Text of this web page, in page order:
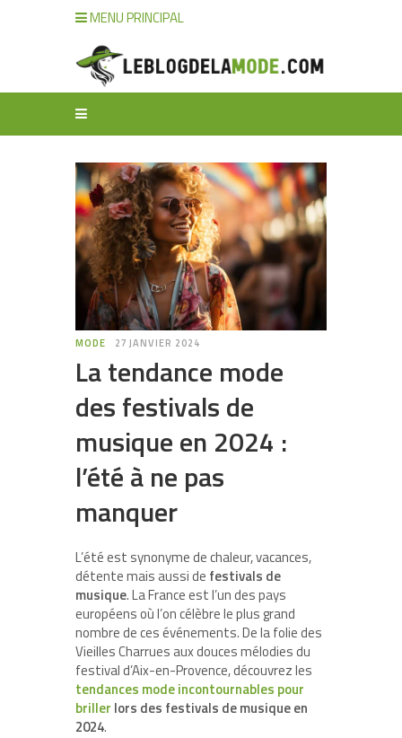
MENU PRINCIPAL
MODE 27 JANVIER 2024
La tendance mode
des festivals de
musique en 2024 :
l’été à ne pas
manquer
L’été est synonyme de chaleur, vacances,
détente mais aussi de festivals de
musique. La France est l’un des pays
européens où l’on célèbre le plus grand
nombre de ces événements. De la folie des
Vieilles Charrues aux douces mélodies du
festival d’Aix-en-Provence, découvrez les
tendances mode incontournables pour
briller lors des festivals de musique en
2024.